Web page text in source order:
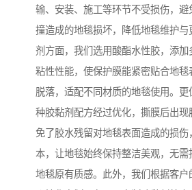
输、安装、施工等环节不受损伤，避
撞造成的地毯损坏，降低地毯维护与
剂方面，我们选用酸酯水性胶，添加
粘性性能，使保护膜能紧密贴合地毯
脱落，适配不同材质的地毯使用。
种胶黏剂配方经过优化，撕膜后出现
免了胶水残留对地毯表面造成的损
本，让地毯始终保持整洁美观，无需
地毯原有质感。此外，我们根据客户